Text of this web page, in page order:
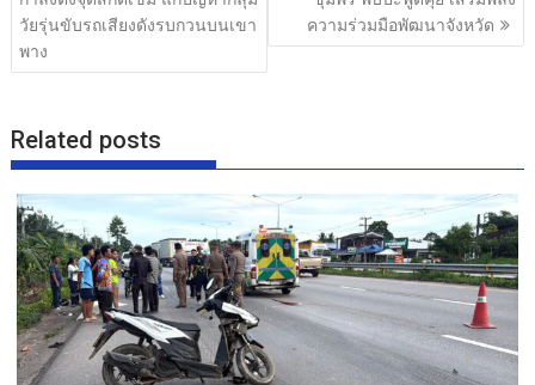
o
k
วัยรุ่นขับรถเสียงดังรบกวนบนเขา
พาง
ความร่วมมือพัฒนาจังหวัด
Related posts